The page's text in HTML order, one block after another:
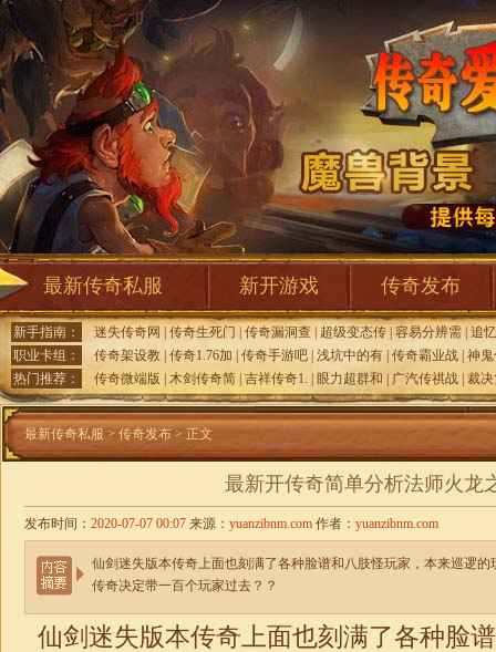
最新传奇私服 新开游戏 传奇发布
新手指南： 迷失传奇网 传奇生死门 传奇漏洞查 超级变态传 容易分辨需 追
职业卡组：
传奇架设教 传奇1.76加 传奇手游吧 浅坑中的有 传奇霸业战 神
热门推荐：
传奇微端版 木剑传奇简 吉祥传奇1. 眼力超群和 广汽传祺战 裁
最新传奇私服 > 传奇发布 > 正文
最新开传奇简单分析法师火龙
发布时间： 2020-07-07 00:07 来源： yuanzibnm.com 作者： yuanzibnm.com
仙剑迷失版本传奇上面也刻满了各种脸谱和八肢怪玩家，本来巡逻
传奇决定带一百个玩家过去？？
仙剑迷失版本传奇上面也刻满了各种脸